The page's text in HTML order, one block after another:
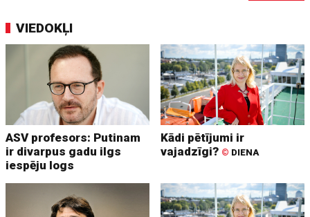
VIEDOKĻI
ASV profesors: Putinam
ir divarpus gadu ilgs
iespēju logs
Kādi pētījumi ir
vajadzīgi? © DIENA